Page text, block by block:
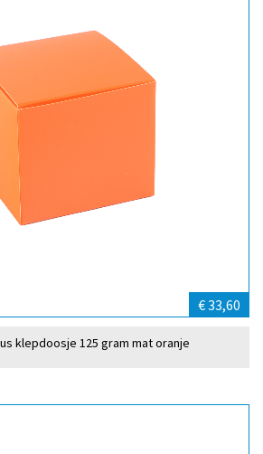
€ 33,60
klepdoosje 125 gram mat oranje